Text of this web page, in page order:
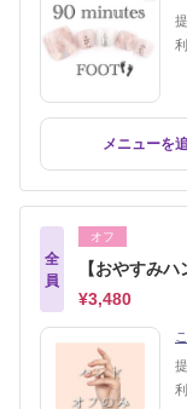
メニューを
全
員
オフ
【おやすみ
¥3,480